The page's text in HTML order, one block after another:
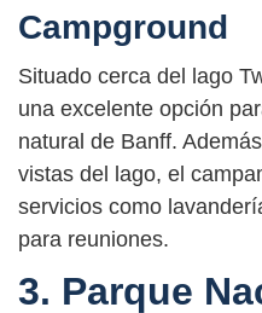
Campground
Situado cerca del lago
una excelente opción
natural de Banff.
vistas del lago, el
servicios como
para reuniones.
3. Parque